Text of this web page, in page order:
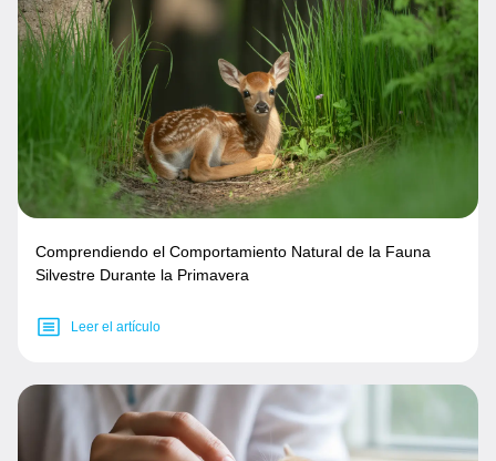
Comprendiendo el Comportamiento Natural de la Fauna
Silvestre Durante la Primavera
Leer el artículo